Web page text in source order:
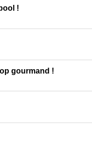
!
gourmand !